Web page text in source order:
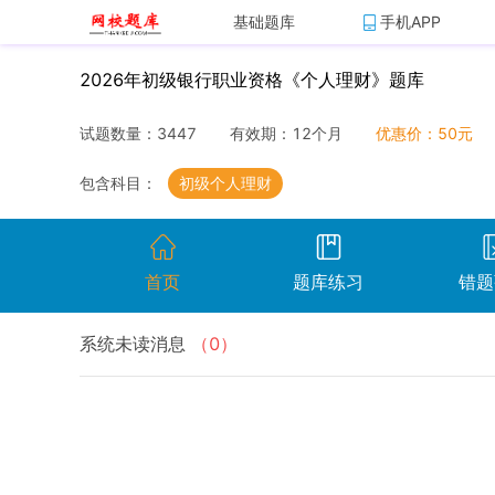
基础题库 手机APP
2026年初级银行职业资格《个人理财》题库
试题数量： 3447 有效期： 12个月 优惠价： 50元
包含科目： 初级个人理财
首页 题库练习 错
系统未读消息 （0）